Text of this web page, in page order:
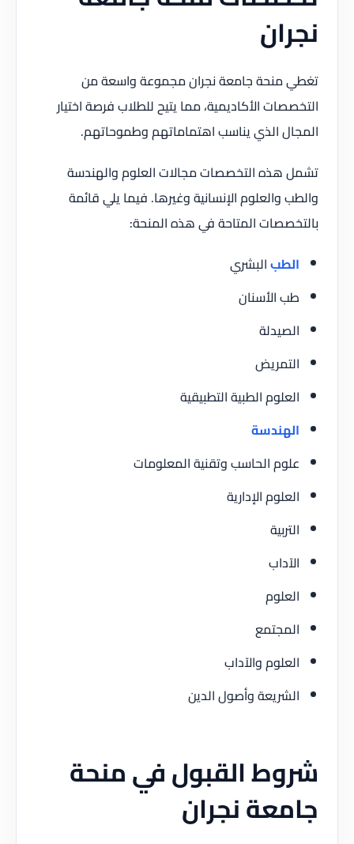
نجران
تغطي منحة جامعة نجران مجموعة واسعة من
التخصصات الأكاديمية، مما يتيح للطلاب فرصة اختيار
المجال الذي يناسب اهتماماتهم وطموحاتهم.
تشمل هذه التخصصات مجالات العلوم والهندسة
والطب والعلوم الإنسانية وغيرها. فيما يلي قائمة
بالتخصصات المتاحة في هذه المنحة:
الطبالبشري
طب الأسنان
الصيدلة
التمريض
العلوم الطبية التطبيقية
الهندسة
علوم الحاسب وتقنية المعلومات
العلوم الإدارية
التربية
الآداب
العلوم
المجتمع
العلوم والآداب
الشريعة وأصول الدين
شروط القبول في منحة
جامعة نجران